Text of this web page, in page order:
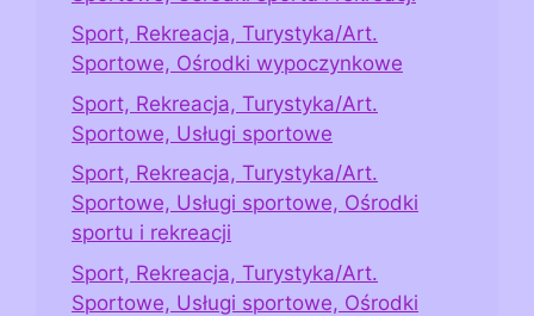
Sport, Rekreacja, Turystyka/Art.
Sportowe, Ośrodki wypoczynkowe
Sport, Rekreacja, Turystyka/Art.
Sportowe, Usługi sportowe
Sport, Rekreacja, Turystyka/Art.
Sportowe, Usługi sportowe, Ośrodki
sportu i rekreacji
Sport, Rekreacja, Turystyka/Art.
Sportowe, Usługi sportowe, Ośrodki